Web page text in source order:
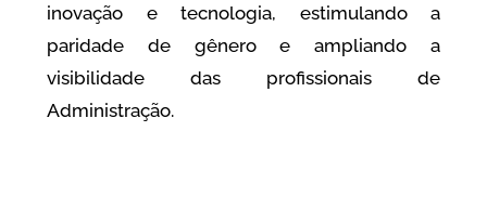
inovação e tecnologia, estimulando a
paridade de gênero e ampliando a
visibilidade das profissionais de
Administração.